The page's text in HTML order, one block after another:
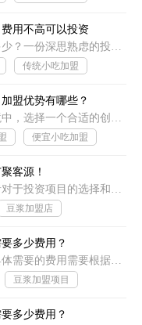
用不高可以投资
浆小白豆浆加盟费究竟是多少？一份深思熟虑的投资总是伴随着明智、谨慎和理性的决策过程。在这个案例中，我们将会探讨加盟浆小白豆浆的费用问题
传统小吃加盟
盟优势有哪些？
在当今竞争激烈的市场环境中，选择一个合适的创业项目对于实现您的商业梦想至关重要。浆小白豆浆加盟，凭借其独特的品牌优势和优秀的运营管理模式
便宜小吃加盟
客源！
在当今商业环境中，投资者对于投资项目的选择和投资方式的要求越来越高。浆小白豆浆作为一种传统而又具有特色的饮品
豆浆加盟店
多少费用？
开设一家浆小白豆浆店，具体需要的费用需要根据多种因素进行评估，包括但不限于店铺规模、装修风格、地区经济状况等
豆浆加盟项目
多少费用？